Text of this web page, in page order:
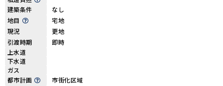
建築条件
なし
地目
宅地
現況
更地
引渡時期
即時
上水道
下水道
ガス
都市計画
市街化区域